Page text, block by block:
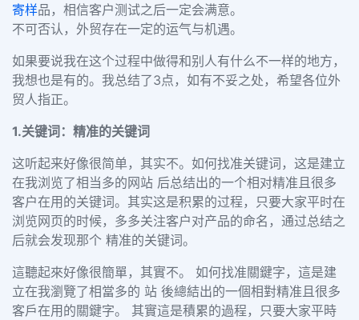
寄样品，相信客户测试之后一定会满意。
不可否认，外贸存在一定的运气与机遇。
如果要说我在这个过程中做得和别人有什么不一样的地方，
我想也是有的。我总结了3点，如有不妥之处，希望各位外
贸人指正。
1.关键词：精准的关键词
这听起来好像很简单，其实不。如何找准关键词，这是建立
在我浏览了相当多的网站 后总结出的一个相对精准且很多
客户在用的关键词。其实这是积累的过程，只要大家平时在
浏览网页的时候，多多关注客户对产品的命名，通过总结之
后就会发现那个 精准的关键词。
這聽起來好像很簡單，其實不。 如何找准關鍵字，這是建
立在我瀏覽了相當多的 站 後總結出的一個相對精准且很多
客戶在用的關鍵字。 其實這是積累的過程，只要大家平時